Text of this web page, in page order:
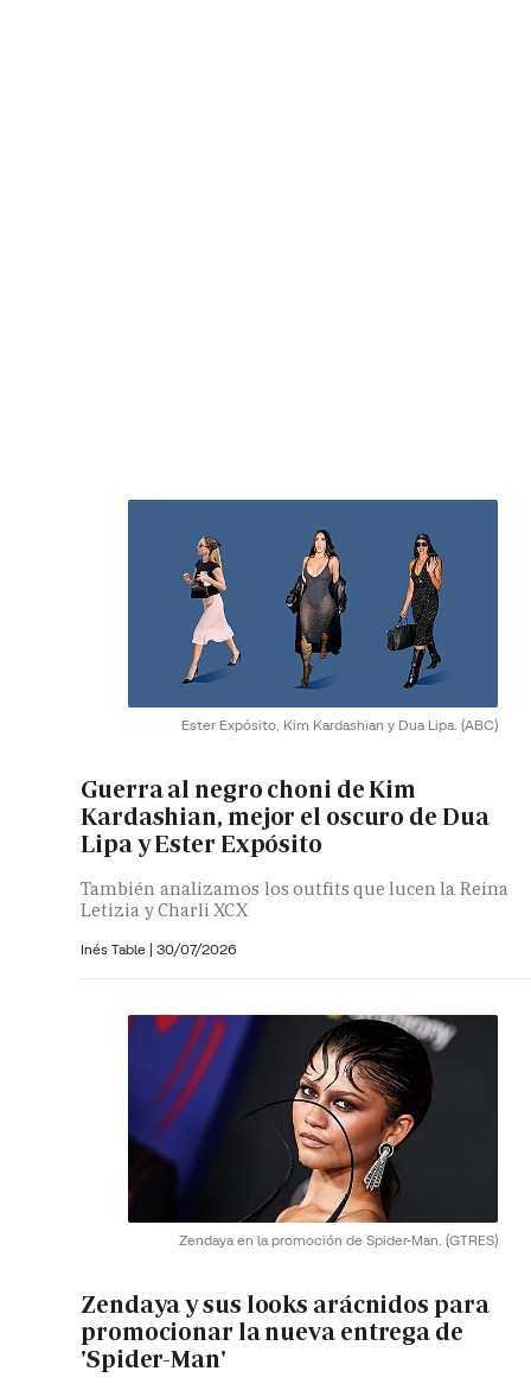
Ester Expósito, Kim Kardashian y Dua Lipa. (ABC)
Guerra al negro choni de Kim
Kardashian, mejor el oscuro de Dua
Lipa y Ester Expósito
También analizamos los outfits que lucen la Reina
Letizia y Charli XCX
Inés Table | 30/07/2026
Zendaya en la promoción de Spider-Man. (GTRES)
Zendaya y sus looks arácnidos para
promocionar la nueva entrega de
'Spider-Man'